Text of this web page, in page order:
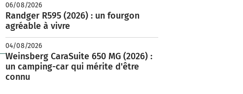
06/08/2026
Randger R595 (2026) : un fourgon
agréable à vivre
04/08/2026
Weinsberg CaraSuite 650 MG (2026) :
un camping-car qui mérite d'être
connu